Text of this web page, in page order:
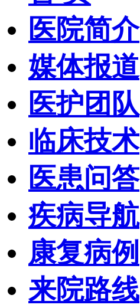
医院简介
媒体报道
医护团队
临床技术
医患问答
疾病导航
康复病例
来院路线